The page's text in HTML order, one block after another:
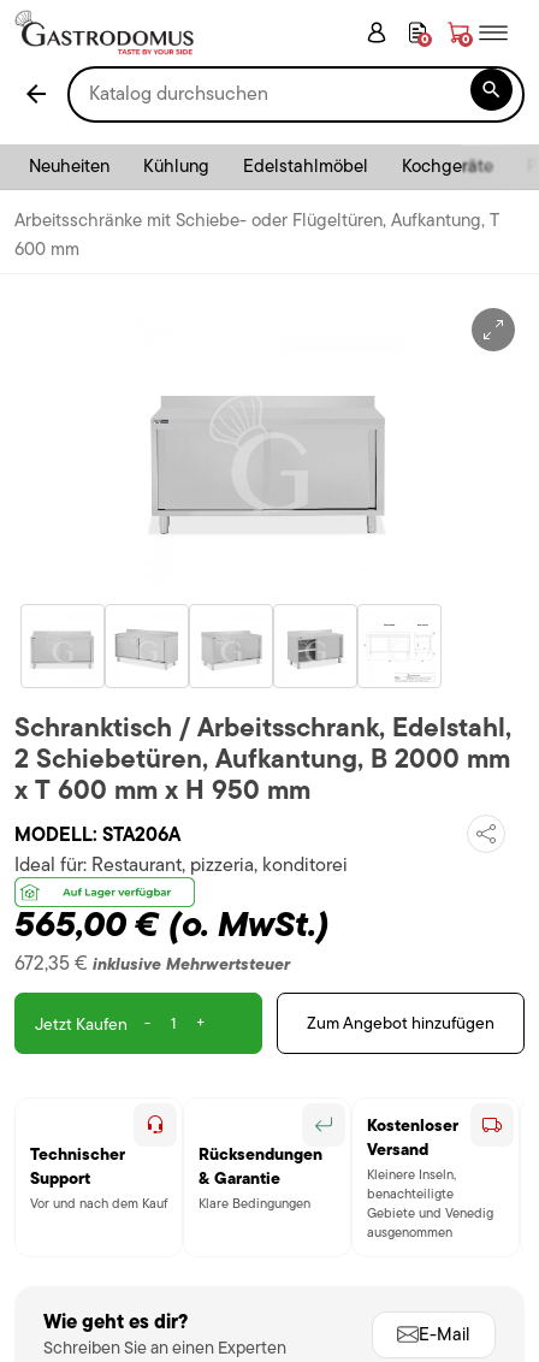
0 0
arrow_back 
Neuheiten Kühlung Edelstahlmöbel Kochgeräte
Arbeitsschränke mit Schiebe- oder Flügeltüren, Aufkantung, T
600 mm
Schranktisch / Arbeitsschrank, Edelstahl,
2 Schiebetüren, Aufkantung, B 2000 mm
x T 600 mm x H 950 mm
MODELL: STA206A
565,00 €(o. MwSt.)
672,35 € inklusive Mehrwertsteuer
Ideal für: Restaurant, pizzeria, konditorei
Jetzt Kaufen - + Zum Angebot hinzufügen
Technischer
Support
Vor und nach dem Kauf
Rücksendungen
& Garantie
Klare Bedingungen
Kostenloser
Versand
Kleinere Inseln,
benachteiligte
Gebiete und Venedig
ausgenommen
Wie geht es dir?
Schreiben Sie an einen Experten
E-Mail